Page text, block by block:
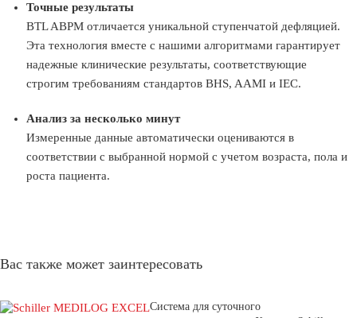
Точные результаты
BTL ABPM отличается уникальной ступенчатой дефляцией.
Эта технология вместе с нашими алгоритмами гарантирует
надежные клинические результаты, соответствующие
строгим требованиям стандартов BHS, AAMI и IEC.
Анализ за несколько минут
Измеренные данные автоматически оцениваются в
соответствии с выбранной нормой с учетом возраста, пола и
роста пациента.
Вас также может заинтересовать
Система для суточного